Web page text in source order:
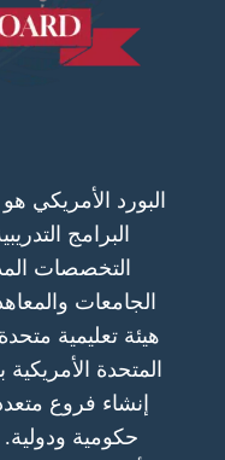
البورد الأمريكي
البرامج
التخصصات
الجامعات
هيئة تعليمية
المتحدة
إنشاء فروع
حكومية